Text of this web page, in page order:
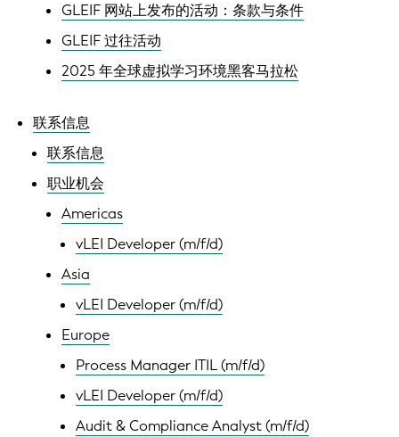
GLEIF 网站上发布的活动：条款与条件
GLEIF 过往活动
2025 年全球虚拟学习环境黑客马拉松
联系信息
联系信息
职业机会
Americas
vLEI Developer (m/f/d)
Asia
vLEI Developer (m/f/d)
Europe
Process Manager ITIL (m/f/d)
vLEI Developer (m/f/d)
Audit & Compliance Analyst (m/f/d)